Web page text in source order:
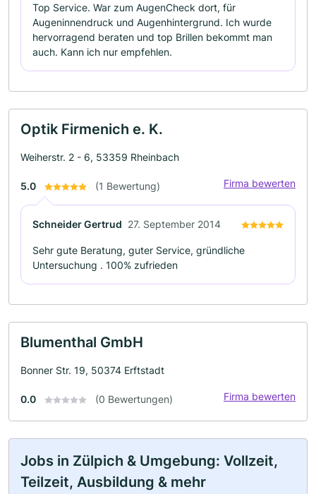
Top Service. War zum AugenCheck dort, für
Augeninnendruck und Augenhintergrund. Ich wurde
hervorragend beraten und top Brillen bekommt man
auch. Kann ich nur empfehlen.
Optik Firmenich e. K.
Weiherstr. 2 - 6, 53359 Rheinbach
5.0 (1 Bewertung) Firma bewerten
Schneider Gertrud 27. September 2014
Sehr gute Beratung, guter Service, gründliche
Untersuchung . 100% zufrieden
Blumenthal GmbH
Bonner Str. 19, 50374 Erftstadt
0.0 (0 Bewertungen) Firma bewerten
Jobs in Zülpich & Umgebung: Vollzeit,
Teilzeit, Ausbildung & mehr